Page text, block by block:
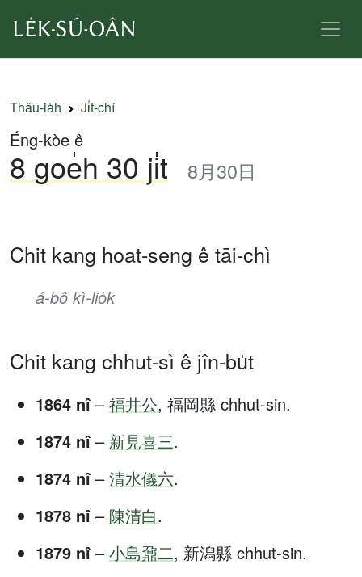
Thâu-ia̍h Ji̍t-chí
Éng-kòe ê
8 goe̍h 30 ji̍t 8月30日
Chit kang hoat-seng ê tāi-chì
á-bô kì-lio̍k
Chit kang chhut-sì ê jîn-bu̍t
1864 nî – 福井公, 福岡縣 chhut-sin.
1874 nî – 新見喜三.
1874 nî – 清水儀六.
1878 nî – 陳清白.
1879 nî – 小島鼐二, 新潟縣 chhut-sin.